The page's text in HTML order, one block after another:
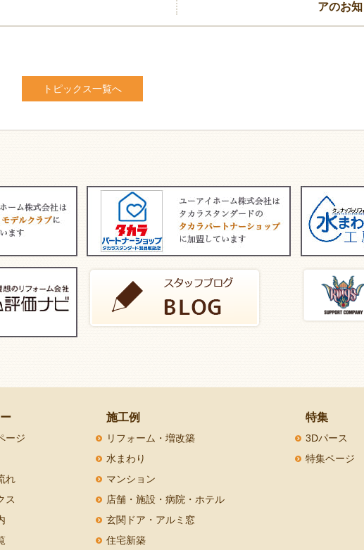
アのお
トピックス一覧へ
ージ
れ
ス
施工例
リフォーム・増改築
水まわり
マンション
店舗・施設・病院・ホテル
玄関ドア・アルミ窓
住宅新築
特集
3Dパース
特集ページ